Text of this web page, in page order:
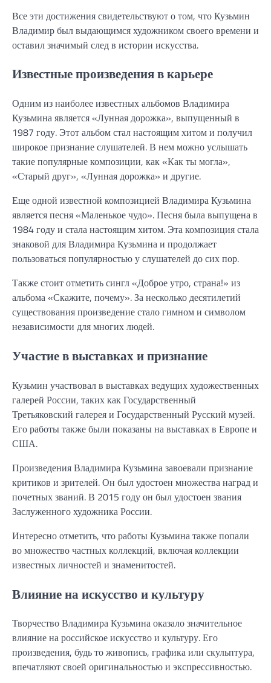
Все эти достижения свидетельствуют о том, что Кузьмин
Владимир был выдающимся художником своего времени и
оставил значимый след в истории искусства.
Известные произведения в карьере
Одним из наиболее известных альбомов Владимира
Кузьмина является «Лунная дорожка», выпущенный в
1987 году. Этот альбом стал настоящим хитом и получил
широкое признание слушателей. В нем можно услышать
такие популярные композиции, как «Как ты могла»,
«Старый друг», «Лунная дорожка» и другие.
Еще одной известной композицией Владимира Кузьмина
является песня «Маленькое чудо». Песня была выпущена в
1984 году и стала настоящим хитом. Эта композиция стала
знаковой для Владимира Кузьмина и продолжает
пользоваться популярностью у слушателей до сих пор.
Также стоит отметить сингл «Доброе утро, страна!» из
альбома «Скажите, почему». За несколько десятилетий
существования произведение стало гимном и символом
независимости для многих людей.
Участие в выставках и признание
Кузьмин участвовал в выставках ведущих художественных
галерей России, таких как Государственный
Третьяковский галерея и Государственный Русский музей.
Его работы также были показаны на выставках в Европе и
США.
Произведения Владимира Кузьмина завоевали признание
критиков и зрителей. Он был удостоен множества наград и
почетных званий. В 2015 году он был удостоен звания
Заслуженного художника России.
Интересно отметить, что работы Кузьмина также попали
во множество частных коллекций, включая коллекции
известных личностей и знаменитостей.
Влияние на искусство и культуру
Творчество Владимира Кузьмина оказало значительное
влияние на российское искусство и культуру. Его
произведения, будь то живопись, графика или скульптура,
впечатляют своей оригинальностью и экспрессивностью.